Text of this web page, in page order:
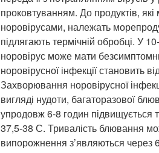
проковтуванням. До продуктів,
норовірусами, належать
підлягають термічній обробці. У
норовірус може мати
норовірусної інфекції становить
Захворювання норовірусної
вигляді нудоти, багаторазової
упродовж 6-8 годин підвищується
37,5-38 С. Тривалість блювання
випорожнення з’являються через